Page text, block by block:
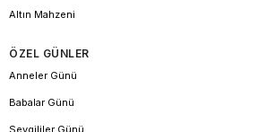
Altın Mahzeni
ÖZEL GÜNLER
Anneler Günü
Babalar Günü
Sevgililer Günü